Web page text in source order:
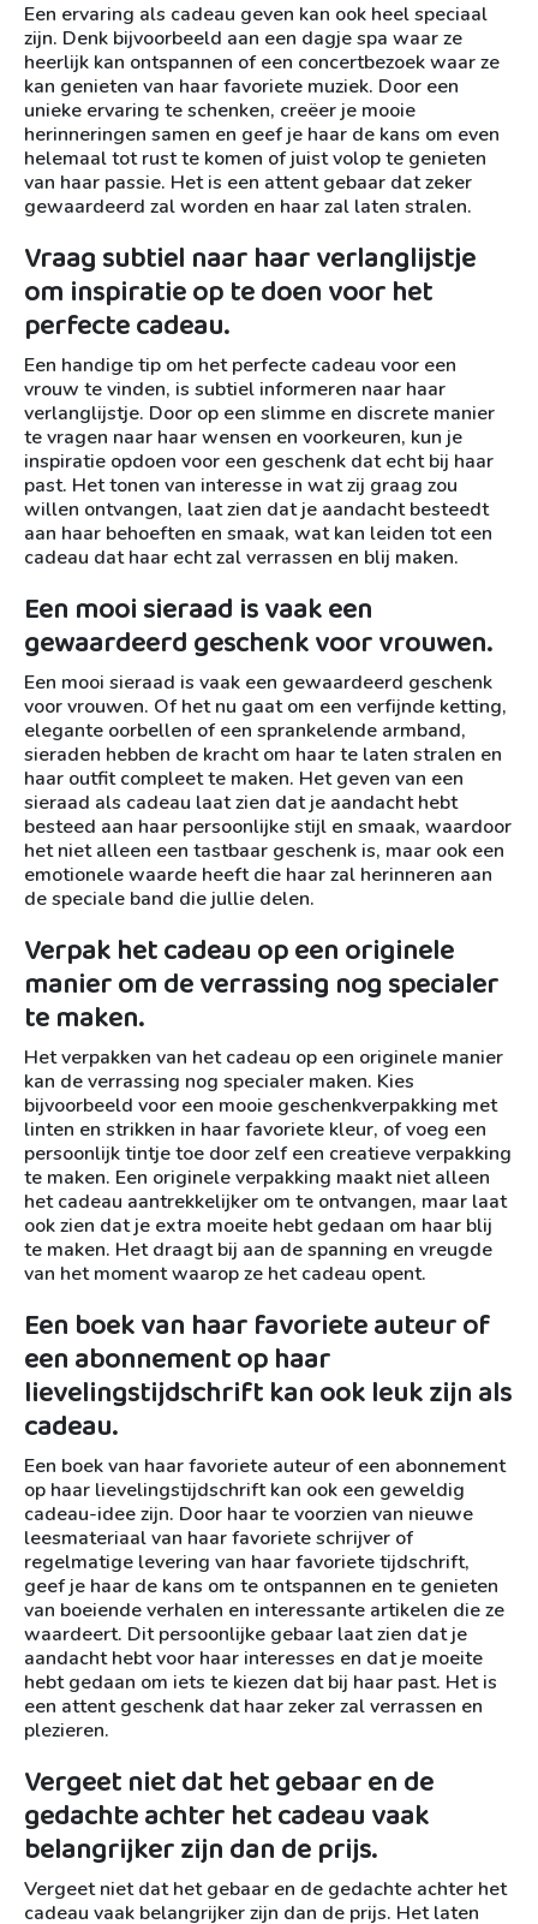
Een ervaring als cadeau geven kan ook heel speciaal
zijn. Denk bijvoorbeeld aan een dagje spa waar ze
heerlijk kan ontspannen of een concertbezoek waar ze
kan genieten van haar favoriete muziek. Door een
unieke ervaring te schenken, creëer je mooie
herinneringen samen en geef je haar de kans om even
helemaal tot rust te komen of juist volop te genieten
van haar passie. Het is een attent gebaar dat zeker
gewaardeerd zal worden en haar zal laten stralen.
Vraag subtiel naar haar verlanglijstje
om inspiratie op te doen voor het
perfecte cadeau.
Een handige tip om het perfecte cadeau voor een
vrouw te vinden, is subtiel informeren naar haar
verlanglijstje. Door op een slimme en discrete manier
te vragen naar haar wensen en voorkeuren, kun je
inspiratie opdoen voor een geschenk dat echt bij haar
past. Het tonen van interesse in wat zij graag zou
willen ontvangen, laat zien dat je aandacht besteedt
aan haar behoeften en smaak, wat kan leiden tot een
cadeau dat haar echt zal verrassen en blij maken.
Een mooi sieraad is vaak een
gewaardeerd geschenk voor vrouwen.
Een mooi sieraad is vaak een gewaardeerd geschenk
voor vrouwen. Of het nu gaat om een verfijnde ketting,
elegante oorbellen of een sprankelende armband,
sieraden hebben de kracht om haar te laten stralen en
haar outfit compleet te maken. Het geven van een
sieraad als cadeau laat zien dat je aandacht hebt
besteed aan haar persoonlijke stijl en smaak, waardoor
het niet alleen een tastbaar geschenk is, maar ook een
emotionele waarde heeft die haar zal herinneren aan
de speciale band die jullie delen.
Verpak het cadeau op een originele
manier om de verrassing nog specialer
te maken.
Het verpakken van het cadeau op een originele manier
kan de verrassing nog specialer maken. Kies
bijvoorbeeld voor een mooie geschenkverpakking met
linten en strikken in haar favoriete kleur, of voeg een
persoonlijk tintje toe door zelf een creatieve verpakking
te maken. Een originele verpakking maakt niet alleen
het cadeau aantrekkelijker om te ontvangen, maar laat
ook zien dat je extra moeite hebt gedaan om haar blij
te maken. Het draagt bij aan de spanning en vreugde
van het moment waarop ze het cadeau opent.
Een boek van haar favoriete auteur of
een abonnement op haar
lievelingstijdschrift kan ook leuk zijn als
cadeau.
Een boek van haar favoriete auteur of een abonnement
op haar lievelingstijdschrift kan ook een geweldig
cadeau-idee zijn. Door haar te voorzien van nieuwe
leesmateriaal van haar favoriete schrijver of
regelmatige levering van haar favoriete tijdschrift,
geef je haar de kans om te ontspannen en te genieten
van boeiende verhalen en interessante artikelen die ze
waardeert. Dit persoonlijke gebaar laat zien dat je
aandacht hebt voor haar interesses en dat je moeite
hebt gedaan om iets te kiezen dat bij haar past. Het is
een attent geschenk dat haar zeker zal verrassen en
plezieren.
Vergeet niet dat het gebaar en de
gedachte achter het cadeau vaak
belangrijker zijn dan de prijs.
Vergeet niet dat het gebaar en de gedachte achter het
cadeau vaak belangrijker zijn dan de prijs. Het laten